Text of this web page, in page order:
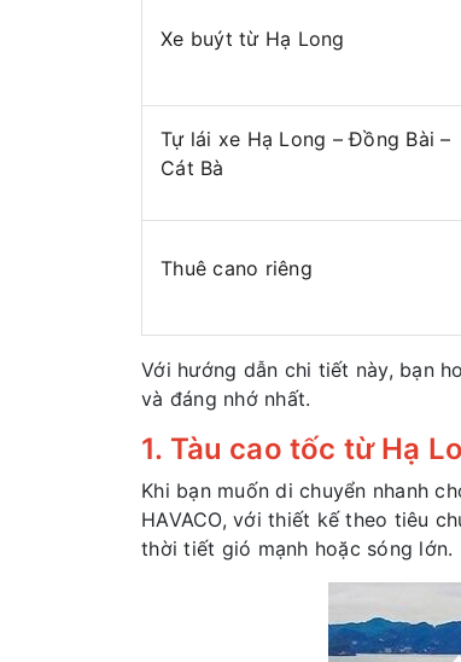
Xe buýt từ Hạ Long
Tự lái xe Hạ Long – Đồng Bài –
Cát Bà
Thuê cano riêng
Với hướng dẫn chi tiết này, bạn
và đáng nhớ nhất.
1. Tàu cao tốc từ Hạ
Khi bạn muốn di chuyển nhanh
HAVACO, với thiết kế theo tiêu
thời tiết gió mạnh hoặc sóng lớn.